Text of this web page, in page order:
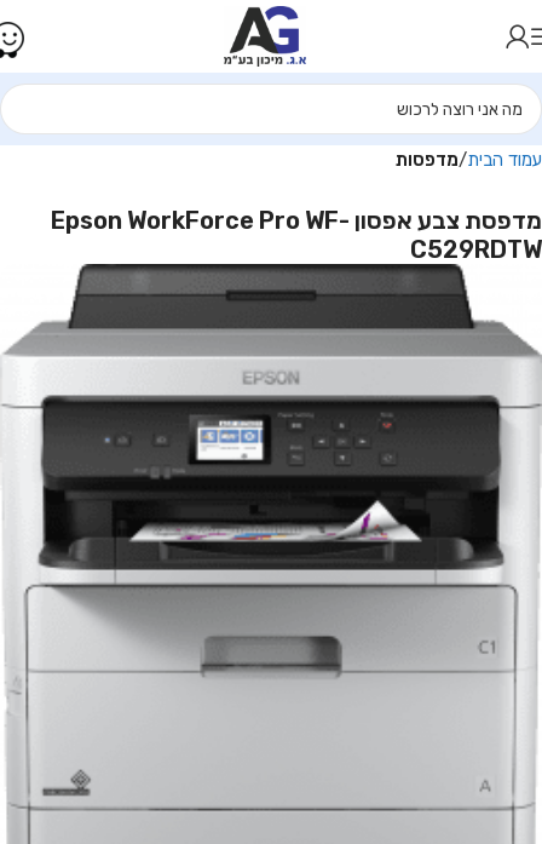
עמוד הבית מדפסות
מדפסת צבע אפסון Epson WorkForce Pro WF-
C529RDTW